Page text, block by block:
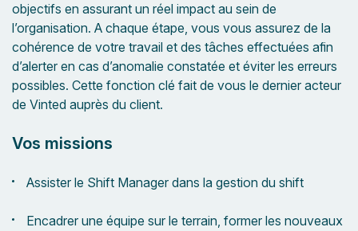
objectifs en assurant un réel impact au sein de
l’organisation. A chaque étape, vous vous assurez de la
cohérence de votre travail et des tâches effectuées afin
d’alerter en cas d’anomalie constatée et éviter les erreurs
possibles. Cette fonction clé fait de vous le dernier acteur
de Vinted auprès du client.
Vos missions
Assister le Shift Manager dans la gestion du shift
Encadrer une équipe sur le terrain, former les nouveaux